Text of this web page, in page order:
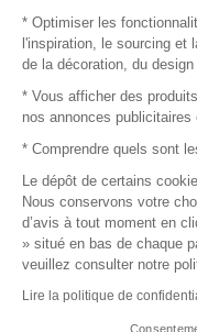
* Optimiser les
l'inspiration, le sourcing et
de la décoration, du
* Vous afficher des
nos annonces publicitaires
* Comprendre quels sont
Le dépôt de certains
Nous conservons votre
d’avis à tout moment en
» situé en bas de chaque
veuillez consulter notre
Lire la politique de